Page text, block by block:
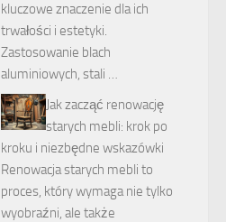
kluczowe znaczenie dla ich
trwałości i estetyki.
Zastosowanie blach
aluminiowych, stali …
Jak zacząć renowację
starych mebli: krok po
kroku i niezbędne wskazówki
Renowacja starych mebli to
proces, który wymaga nie tylko
wyobraźni, ale także